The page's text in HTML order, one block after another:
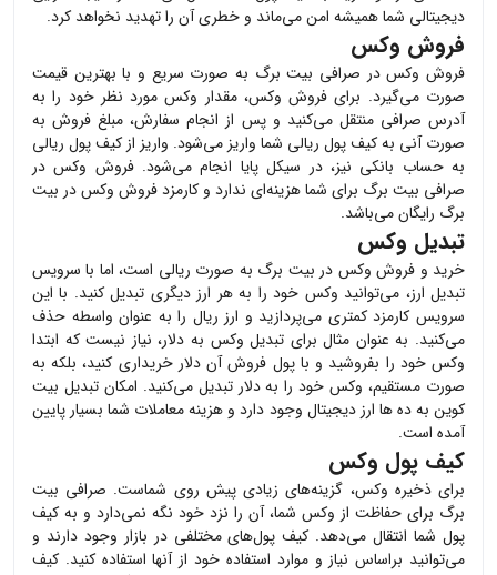
دیجیتالی شما همیشه امن می‌ماند و خطری آن را تهدید نخواهد کرد.
فروش وکس
فروش وکسدر صرافی بیت برگ به صورت سریع و با بهترین قیمت
صورت می‌گیرد. برای فروش وکس، مقدار وکسمورد نظر خود را به
آدرس صرافی منتقل می‌کنید و پس از انجام سفارش، مبلغ فروش به
صورت آنی به کیف پول ریالی شما واریز می‌شود. واریز از کیف پول ریالی
به حساب بانکی نیز، در سیکل پایا انجام می‌شود. فروش وکسدر
صرافی بیت برگ برای شما هزینه‌ای ندارد و کارمزد فروش وکسدر بیت
برگ رایگان می‌باشد.
تبدیل وکس
خرید و فروش وکس در بیت برگ به صورت ریالی است، اما با سرویس
تبدیل ارز، می‌توانید وکس خود را به هر ارز دیگری تبدیل کنید. با این
سرویس کارمزد کمتری می‌پردازید و ارز ریال را به عنوان واسطه حذف
می‌کنید. به عنوان مثال برای تبدیل وکس به دلار، نیاز نیست که ابتدا
وکس خود را بفروشید و با پول فروش آن دلار خریداری کنید، بلکه به
صورت مستقیم، وکسخود را به دلار تبدیل می‌کنید. امکان تبدیل بیت
کوین به ده ها ارز دیجیتال وجود دارد و هزینه معاملات شما بسیار پایین
آمده است.
کیف پول وکس
برای ذخیره وکس، گزینه‌های زیادی پیش روی شماست. صرافی بیت
برگ برای حفاظت از وکس شما، آن را نزد خود نگه نمی‌دارد و به کیف
پول شما انتقال می‌دهد. کیف پول‌های مختلفی در بازار وجود دارند و
می‌توانید براساس نیاز و موارد استفاده خود از آنها استفاده کنید. کیف